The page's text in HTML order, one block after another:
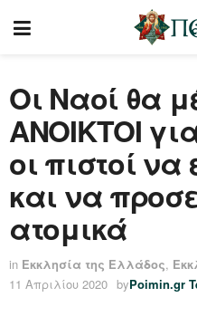
Οι Ναοί θα
ΑΝΟΙΚΤΟΙ
οι πιστοί να
και να
ατομικά
in Εκκλησία της Ελλάδος,
11 Απριλίου 2020 byPoimin.gr